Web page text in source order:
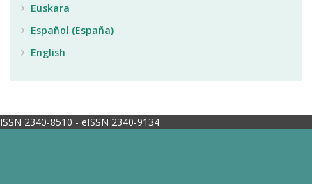
Euskara
Español (España)
English
ISSN 2340-8510 - eISSN 2340-9134